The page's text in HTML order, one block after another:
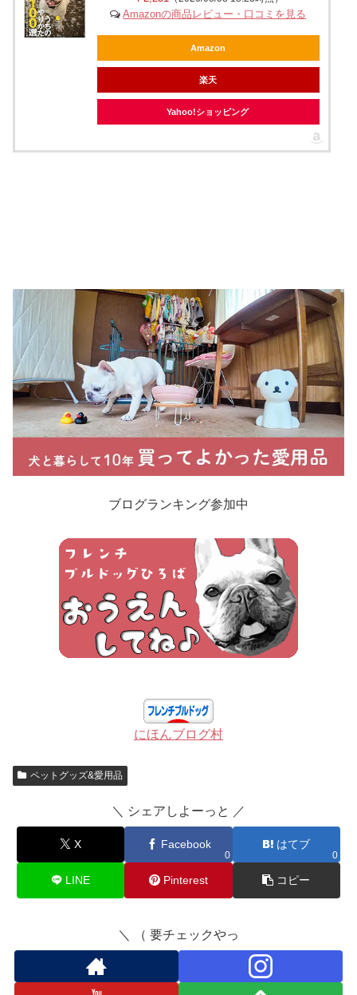
Amazonの商品レビュー・口コミを見る
Amazon
楽天
Yahoo!ショッピング
ブログランキング参加中
にほんブログ村
ペットグッズ&愛用品
＼ シェアしよーっと ／
X Facebook
0
はてブ
0
LINE Pinterest コピー
＼ （ 要チェックやっ